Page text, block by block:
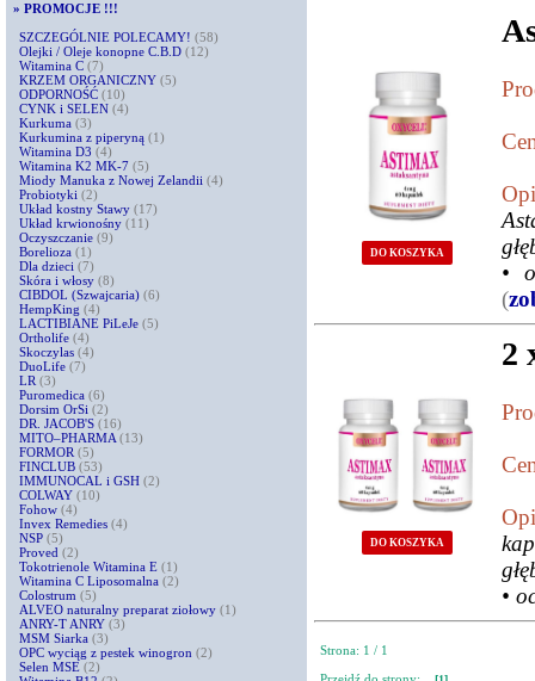
» PROMOCJE !!!
SZCZEGÓLNIE POLECAMY! (58)
Olejki / Oleje konopne C.B.D (12)
Witamina C (7)
KRZEM ORGANICZNY (5)
ODPORNOŚĆ (10)
CYNK i SELEN (4)
Kurkuma (3)
Kurkumina z piperyną (1)
Witamina D3 (4)
Witamina K2 MK-7 (5)
Miody Manuka z Nowej Zelandii (4)
Probiotyki (2)
Układ kostny Stawy (17)
Układ krwionośny (11)
Oczyszczanie (9)
Borelioza (1)
Dla dzieci (7)
Skóra i włosy (8)
CIBDOL (Szwajcaria) (6)
HempKing (4)
LACTIBIANE PiLeJe (5)
Ortholife (4)
Skoczylas (4)
DuoLife (7)
LR (3)
Puromedica (6)
Dorsim OrSi (2)
DR. JACOB'S (16)
MITO–PHARMA (13)
FORMOR (5)
FINCLUB (53)
IMMUNOCAL i GSH (2)
COLWAY (10)
Fohow (4)
Invex Remedies (4)
NSP (5)
Proved (2)
Tokotrienole Witamina E (1)
Witamina C Liposomalna (2)
Colostrum (5)
ALVEO naturalny preparat ziołowy (1)
ANRY-T ANRY (3)
MSM Siarka (3)
OPC wyciąg z pestek winogron (2)
Selen MSE (2)
DO KOSZYKA
•
(
DO KOSZYKA
2
•
Strona: 1 / 1